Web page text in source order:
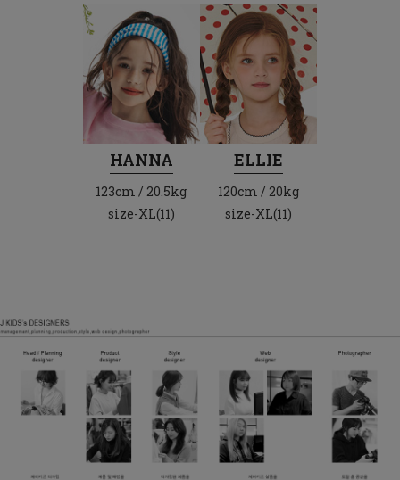
HANNA
123cm / 20.5kg
size-XL(11)
ELLIE
120cm / 20kg
size-XL(11)